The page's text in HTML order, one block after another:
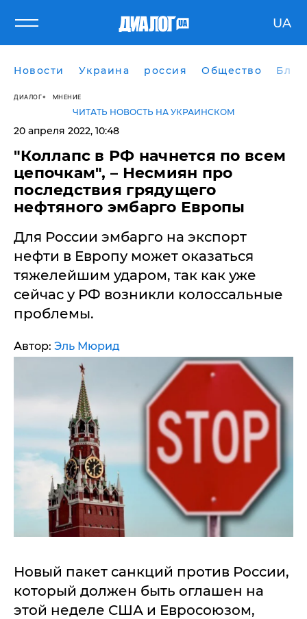
UA
Новости Украина россия Общество
ДИАЛОГ МНЕНИЕ
ЧИТАТЬ НОВОСТЬ НА УКРАИНСКОМ
20 апреля 2022, 10:48
"Коллапс в РФ начнется по всем
цепочкам", – Несмиян про
последствия грядущего
нефтяного эмбарго Европы
Для России эмбарго на экспорт
нефти в Европу может оказаться
тяжелейшим ударом, так как уже
сейчас у РФ возникли колоссальные
проблемы.
Автор: Эль Мюрид
Новый пакет санкций против России,
который должен быть оглашен на
этой неделе США и Евросоюзом,